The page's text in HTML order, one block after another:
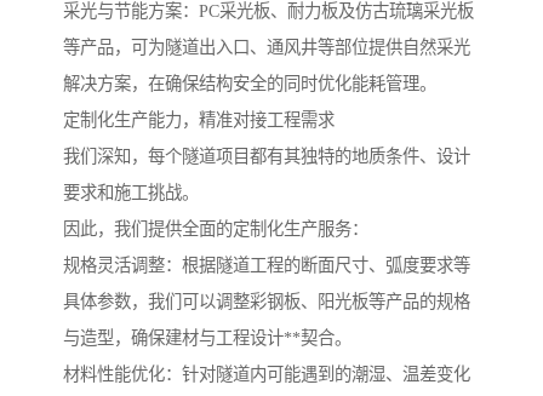
采光与节能方案：PC采光板、耐力板及仿古琉璃采光板
等产品，可为隧道出入口、通风井等部位提供自然采光
解决方案，在确保结构安全的同时优化能耗管理。
定制化生产能力，精准对接工程需求
我们深知，每个隧道项目都有其独特的地质条件、设计
要求和施工挑战。
因此，我们提供全面的定制化生产服务：
规格灵活调整：根据隧道工程的断面尺寸、弧度要求等
具体参数，我们可以调整彩钢板、阳光板等产品的规格
与造型，确保建材与工程设计**契合。
材料性能优化：针对隧道内可能遇到的潮湿、温差变化